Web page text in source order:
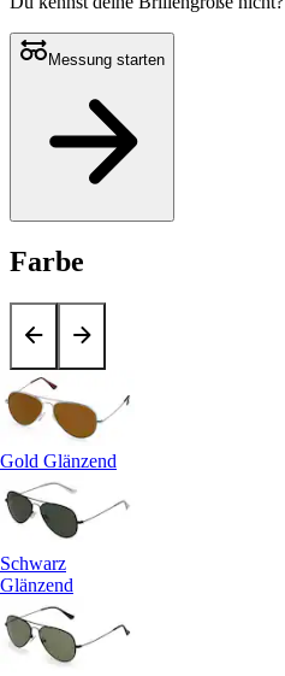
Messung starten
Farbe
Gold Glänzend
Schwarz
Glänzend